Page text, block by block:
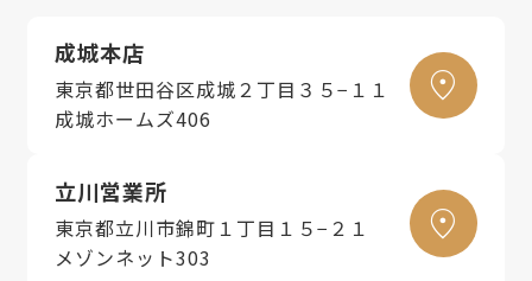
成城本店
東京都世田谷区成城２丁目３５−１１
成城ホームズ406
立川営業所
東京都立川市錦町１丁目１５−２１
メゾンネット303